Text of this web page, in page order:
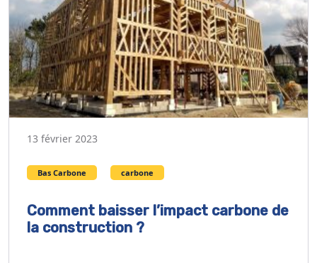
13 février 2023
Bas Carbone carbone
Comment baisser l’impact carbone de
la construction ?